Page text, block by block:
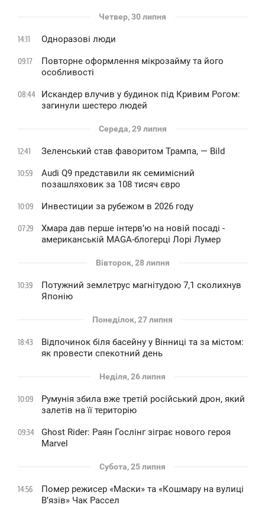
Четвер, 30 липня
14:11 Одноразові люди
09:17
Повторне оформлення мікрозайму та його
особливості
08:44
Искандер влучив у будинок під Кривим Рогом:
загинули шестеро людей
Середа, 29 липня
12:41 Зеленський став фаворитом Трампа, — Bild
10:59
Audi Q9 представили як семимісний
позашляховик за 108 тисяч євро
10:09 Инвестиции за рубежом в 2026 году
07:29
Хмара дав перше інтервʼю на новій посаді -
американській MAGA-блогерці Лорі Лумер
Вівторок, 28 липня
10:39
Потужний землетрус магнітудою 7,1 сколихнув
Японію
Понеділок, 27 липня
18:43
Відпочинок біля басейну у Вінниці та за містом:
як провести спекотний день
Неділя, 26 липня
10:09
Румунія збила вже третій російський дрон, який
залетів на її територію
09:34
Ghost Rider: Раян Гослінг зіграє нового героя
Marvel
Субота, 25 липня
14:56
Помер режисер «Маски» та «Кошмару на вулиці
В’язів» Чак Рассел